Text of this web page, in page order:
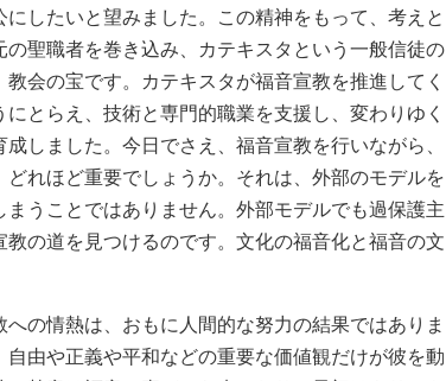
したいと望みました。この精神をもって、考えと
聖職者を巻き込み、カテキスタという一般信徒の
会の宝です。カテキスタが福音宣教を推進してく
とらえ、技術と専門的職業を支援し、変わりゆく
しました。今日でさえ、福音宣教を行いながら、
れほど重要でしょうか。それは、外部のモデルを
うことではありません。外部モデルでも過保護主
の道を見つけるのです。文化の福音化と福音の文
の情熱は、おもに人間的な努力の結果ではありま
由や正義や平和などの重要な価値観だけが彼を動